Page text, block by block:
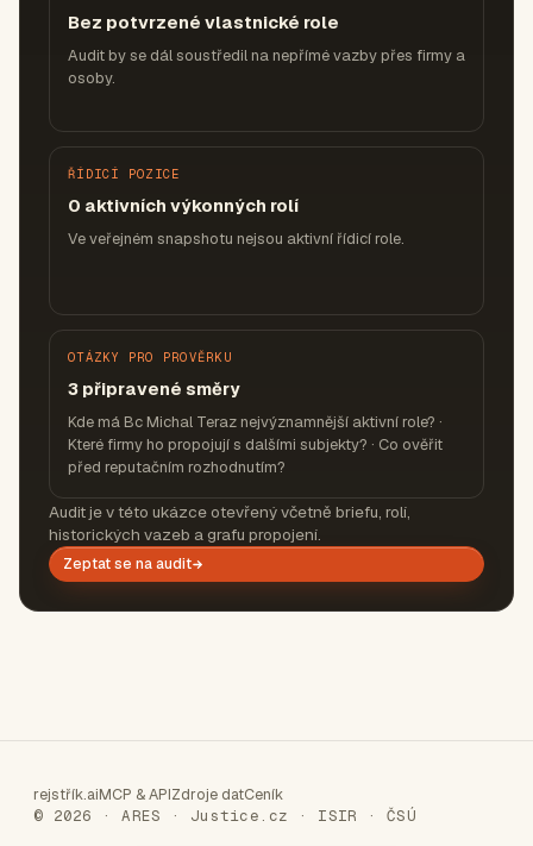
Bez potvrzené vlastnické role
Audit by se dál soustředil na nepřímé vazby přes firmy a
osoby.
ŘÍDICÍ POZICE
0 aktivních výkonných rolí
Ve veřejném snapshotu nejsou aktivní řídicí role.
OTÁZKY PRO PROVĚRKU
3 připravené směry
Kde má Bc Michal Teraz nejvýznamnější aktivní role? ·
Které firmy ho propojují s dalšími subjekty? · Co ověřit
před reputačním rozhodnutím?
Audit je v této ukázce otevřený včetně briefu, rolí,
historických vazeb a grafu propojení.
Zeptat se na audit
rejstřík.aiMCP & APIZdroje datCeník
© 2026 · ARES · Justice.cz · ISIR · ČSÚ